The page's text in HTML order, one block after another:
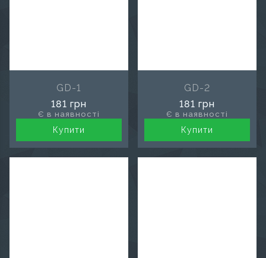
GD-1
181 грн
Є в наявності
Купити
GD-2
181 грн
Є в наявності
Купити